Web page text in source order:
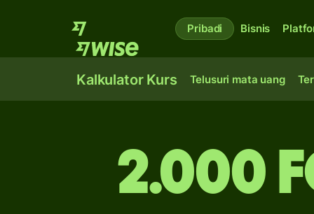
Pribadi Bisnis
Kalkulator Kurs Telusuri mata uang
2.000